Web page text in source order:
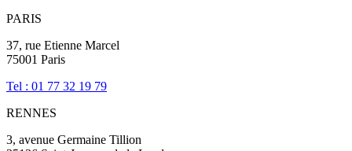
PARIS
37, rue Etienne Marcel
75001 Paris
Tel : 01 77 32 19 79
RENNES
3, avenue Germaine Tillion